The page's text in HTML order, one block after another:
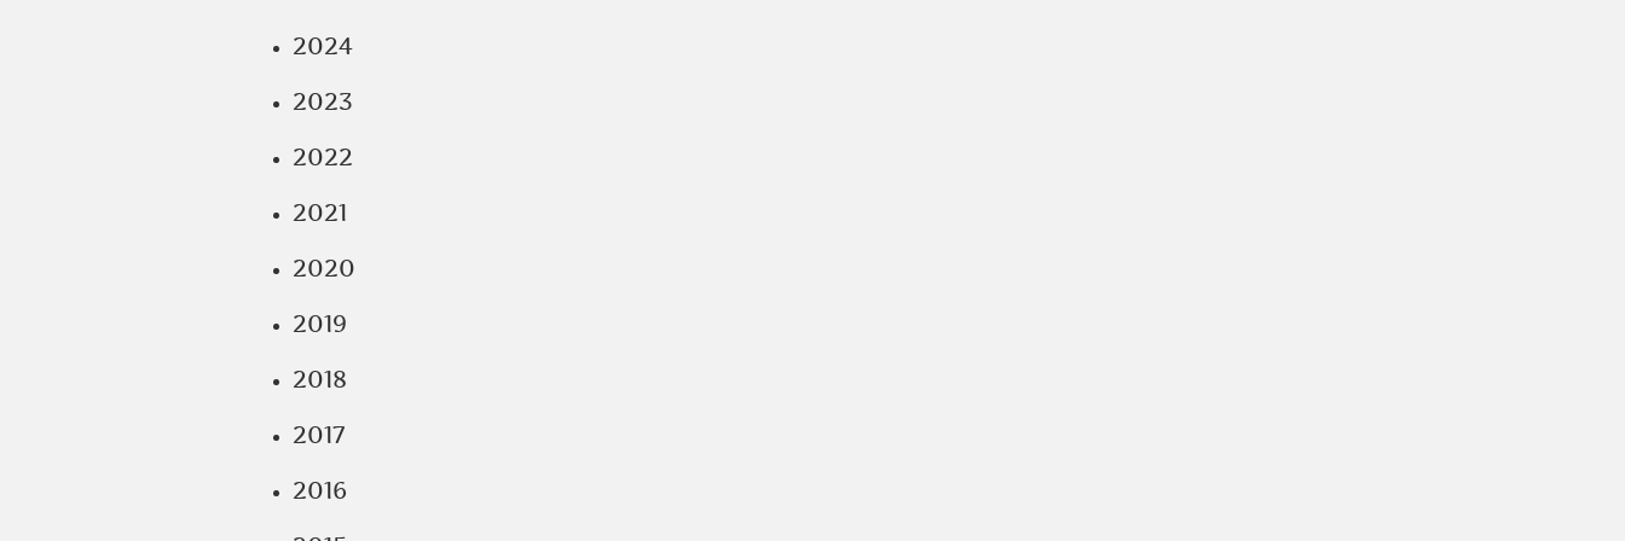
2024
2023
2022
2021
2020
2019
2018
2017
2016